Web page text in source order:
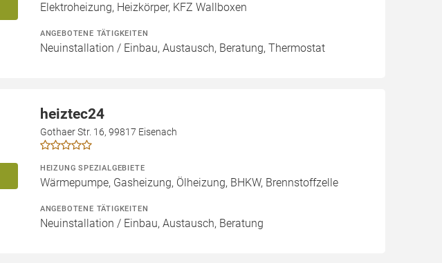
Elektroheizung, Heizkörper, KFZ Wallboxen
ANGEBOTENE TÄTIGKEITEN
Neuinstallation / Einbau, Austausch, Beratung, Thermostat
heiztec24
Gothaer Str. 16, 99817 Eisenach
HEIZUNG SPEZIALGEBIETE
Wärmepumpe, Gasheizung, Ölheizung, BHKW, Brennstoffzelle
ANGEBOTENE TÄTIGKEITEN
Neuinstallation / Einbau, Austausch, Beratung